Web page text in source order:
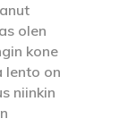
olen
kone
lento on
niinkin